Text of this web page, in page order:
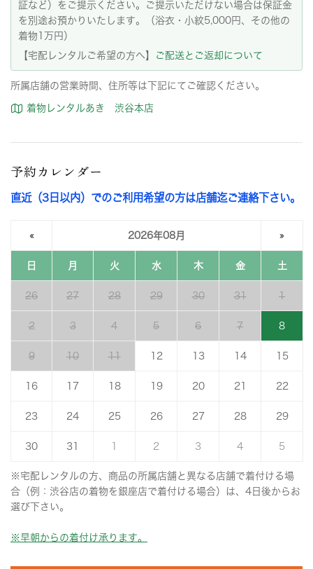
証など）をご提示ください。ご提示いただけない場合は保証金
を別途お預かりいたします。（浴衣・小紋5,000円、その他の
着物1万円）
【宅配レンタルご希望の方へ】
ご配送とご返却について
所属店舗の営業時間、住所等は下記にてご確認ください。
着物レンタルあき 渋谷本店
予約カレンダー
直近（3日以内）でのご利用希望の方は店舗迄ご連絡下さい。
« 2026年08月 »
日 月 火 水 木 金 土
26 27 28 29 30 31 1
2 3 4 5 6 7 8
9 10 11 12 13 14 15
16 17 18 19 20 21 22
23 24 25 26 27 28 29
30 31 2 3 4 5
※宅配レンタルの方、商品の所属店舗と異なる店舗で着付ける場
合（例：渋谷店の着物を銀座店で着付ける場合）は、4日後からお
選び下さい。
※早朝からの着付け承ります。